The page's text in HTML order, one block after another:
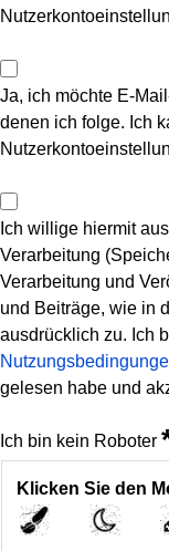
Ja, ich möchte E-
denen ich folge. Ich
Ich willige hiermit
Verarbeitung
Verarbeitung und
und Beiträge, wie in
ausdrücklich zu. Ich
gelesen habe und
Ich bin kein Roboter
Klicken Sie den